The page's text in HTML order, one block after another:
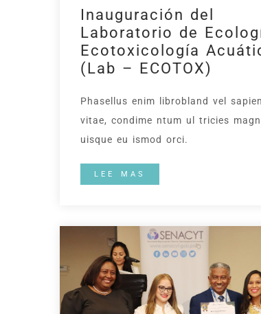
Inauguración del
Laboratorio de
Ecotoxicología
(Lab – ECOTOX)
Phasellus enim librobland vel sapien
vitae, condime ntum ul tricies
uisque eu ismod orci.
LEE MAS